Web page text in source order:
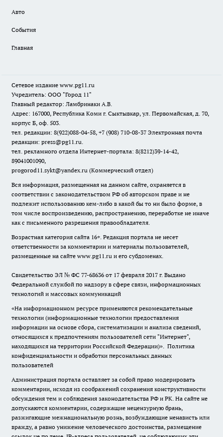
Авто
События
Главная
Сетевое издание www.pg11.ru
Учредитель: ООО "Город 11"
Главный редактор: Ламбринаки А.В.
Адрес: 167000, Республика Коми г. Сыктывкар, ул. Первомайская, д. 70,
корпус Б, оф. 503.
тел. редакции: 8(922)088-04-58, +7 (908) 710-08-37 Электронная почта
редакции: press@pg11.ru.
тел. рекламного отдела Интернет-портала: 8(8212)39-14-42,
89041001090,
progorod11.sykt@yandex.ru (Коммерческий отдел)
Вся информация, размещенная на данном сайте, охраняется в
соответствии с законодательством РФ об авторском праве и не
подлежит использованию кем-либо в какой бы то ни было форме, в
том числе воспроизведению, распространению, переработке не иначе
как с письменного разрешения правообладателя.
Возрастная категория сайта 16+. Редакция портала не несет
ответственности за комментарии и материалы пользователей,
размещенные на сайте www.pg11.ru и его субдоменах.
Свидетельство ЭЛ № ФС 77-68636 от 17 февраля 2017 г. Выдано
Федеральной службой по надзору в сфере связи, информационных
технологий и массовых коммуникаций
«На информационном ресурсе применяются рекомендательные
технологии (информационные технологии предоставления
информации на основе сбора, систематизации и анализа сведений,
относящихся к предпочтениям пользователей сети "Интернет",
находящихся на территории Российской Федерации)». Политика
конфиденциальности и обработки персональных данных
пользователей
Администрация портала оставляет за собой право модерировать
комментарии, исходя из соображений сохранения конструктивности
обсуждения тем и соблюдения законодательства РФ и РК. На сайте не
допускаются комментарии, содержащие нецензурную брань,
разжигающие межнациональную рознь, возбуждающие ненависть или
вражду, а равно унижение человеческого достоинства, размещение